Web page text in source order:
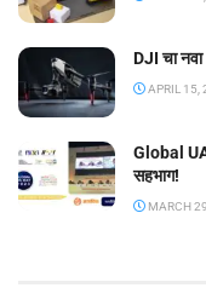
DJI चा
APRIL 15,
Global UA
सहभाग!
MARCH